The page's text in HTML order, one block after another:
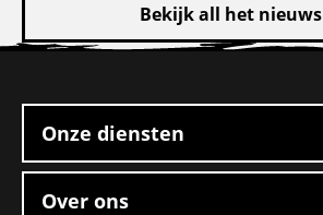
Bekijk all het nieuws
footer
Onze diensten
Over ons